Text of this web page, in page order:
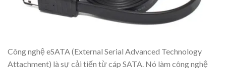
Công nghệ eSATA (External Serial Advanced Technology
Attachment) là sự cải tiến từ cáp SATA. Nó làm công nghệ